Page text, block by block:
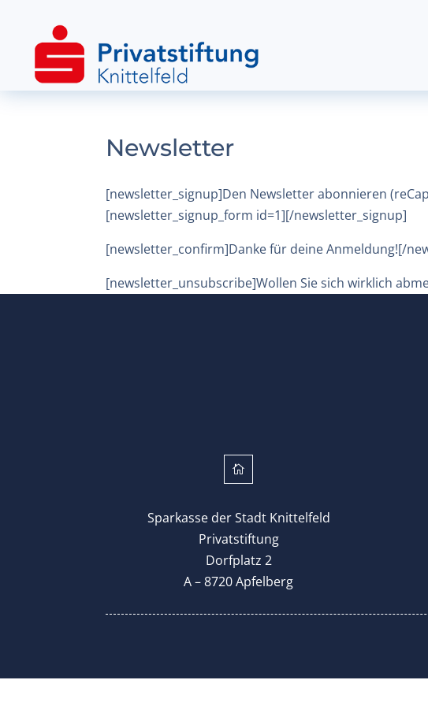
Newsletter
[newsletter_signup]Den Newsletter abonnieren
[newsletter_signup_form id=1][/newsletter_signup]
[newsletter_confirm]Danke für deine Anmeldung![/
[newsletter_unsubscribe]Wollen Sie sich wirklich

Sparkasse der Stadt Knittelfeld
Privatstiftung
Dorfplatz 2
A – 8720 Apfelberg